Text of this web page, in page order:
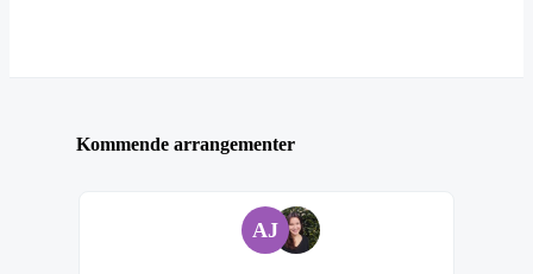
Kommende arrangementer
AJ